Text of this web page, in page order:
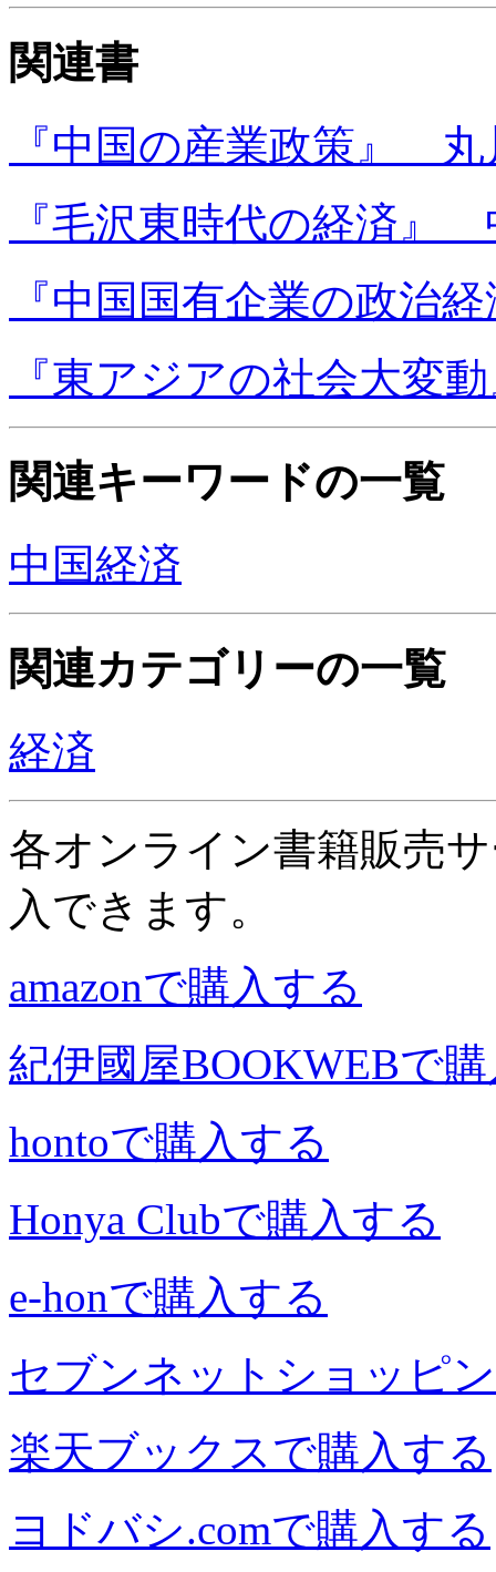
関連書
『中国の産業政策』 丸
『毛沢東時代の経済』
『中国国有企業の政治
『東アジアの社会大変
関連キーワードの一覧
中国経済
関連カテゴリーの一覧
経済
各オンライン書籍販売
入できます。
amazonで購入する
紀伊國屋BOOKWEBで
hontoで購入する
Honya Clubで購入する
e-honで購入する
セブンネットショッピ
楽天ブックスで購入する
ヨドバシ.comで購入する